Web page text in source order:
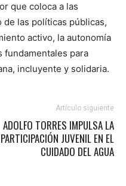
que coloca a las
las políticas públicas,
activo, la autonomía
fundamentales para
incluyente y solidaria.
Artículo siguiente
ADOLFO TORRES IMPULSA LA
PARTICIPACIÓN JUVENIL EN EL
CUIDADO DEL AGUA